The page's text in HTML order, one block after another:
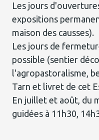
Les jours
expositions
maison des causses).
Les jours de
possible (sentier
l'agropastoralisme,
Tarn et livret de cet
En juillet et août, du
guidées à 11h30,